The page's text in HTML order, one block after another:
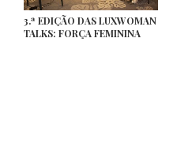
3.ª EDIÇÃO DAS LUXWOMAN
TALKS: FORÇA FEMININA